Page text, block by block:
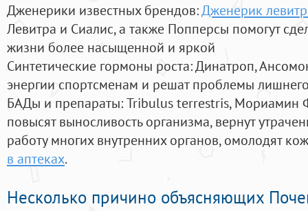
Дженерики известных брендов:Дженерик
Левитра и Сиалис, а также Попперсы помогут
жизни более насыщенной и яркой
Синтетические гормоны роста: Динатроп,
энергии спортсменам и решат проблемы
БАДы и препараты:Tribulus terrestris, Мориамин
повысят выносливость организма, вернут
работу многих внутренних органов, омолодят
в аптеках.
Несколько причино объясняющих